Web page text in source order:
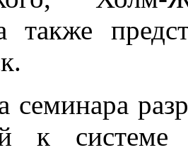
также
семинара
к системе